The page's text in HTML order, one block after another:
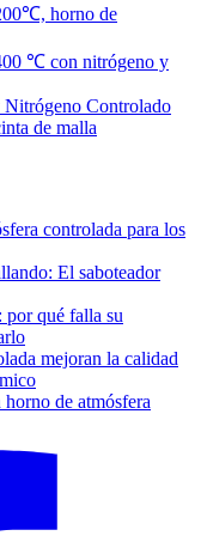
horno de
℃ con nitrógeno y
Controlado
de malla
controlada para los
El saboteador
por qué falla su
mejoran la calidad
de atmósfera